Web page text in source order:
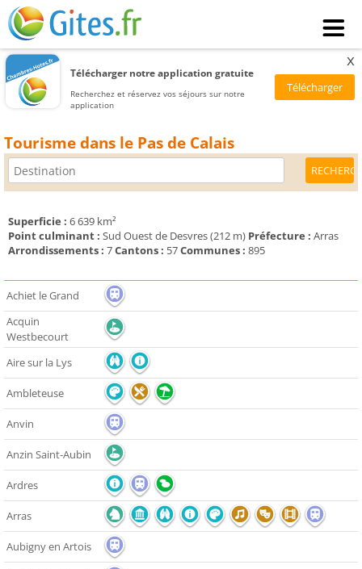
Télécharger notre application gratuite
Recherchez et réservez vos séjours sur notre
application
x
Tourisme dans le Pas de Calais
Superficie : 6 639 km²
Point culminant : Sud Ouest de Desvres (212 m) Préfecture : Arras
Arrondissements : 7Cantons : 57Communes : 895
Achiet le Grand
Acquin
Westbecourt
Aire sur la Lys
Ambleteuse
Anvin
Anzin Saint-Aubin
Ardres
Arras
Aubigny en Artois